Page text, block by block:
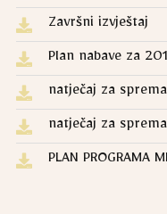
Završni izvještaj
Plan nabave za
natječaj za
natječaj za
PLAN PROGRAMA